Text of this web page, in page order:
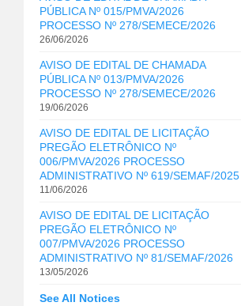
PÚBLICA Nº 015/PMVA/2026
PROCESSO Nº 278/SEMECE/2026
26/06/2026
AVISO DE EDITAL DE CHAMADA
PÚBLICA Nº 013/PMVA/2026
PROCESSO Nº 278/SEMECE/2026
19/06/2026
AVISO DE EDITAL DE LICITAÇÃO
PREGÃO ELETRÔNICO Nº
006/PMVA/2026 PROCESSO
ADMINISTRATIVO Nº 619/SEMAF/2025
11/06/2026
AVISO DE EDITAL DE LICITAÇÃO
PREGÃO ELETRÔNICO Nº
007/PMVA/2026 PROCESSO
ADMINISTRATIVO Nº 81/SEMAF/2026
13/05/2026
See All Notices